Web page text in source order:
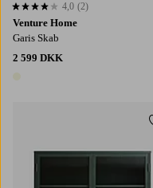
Venture Home
Garis Skab
2 599 DKK
4,0 baseret på 2 bedømmelser
4,0 (2)